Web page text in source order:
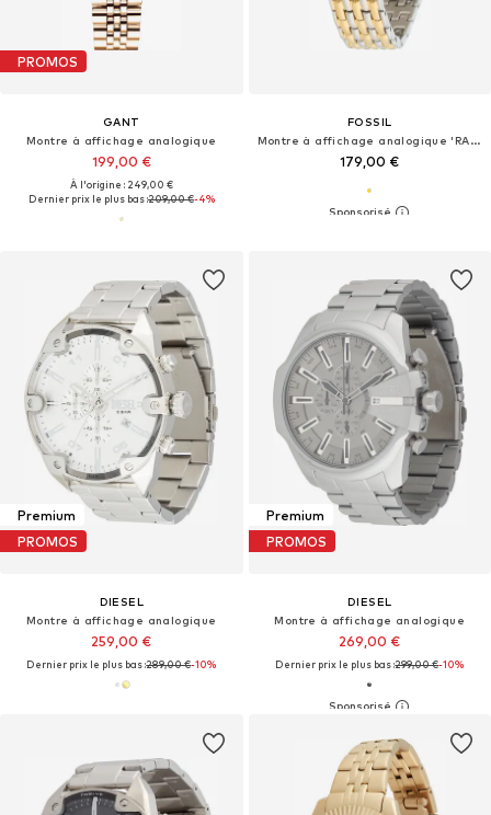
PROMOS
GANT
Montre à affichage analogique
199,00 €
À l'origine : 249,00 €
Dernier prix le plus bas :209,00 €-4%
FOSSIL
Montre à affichage analogique 'RAQUEL'
179,00 €
Premium
PROMOS
DIESEL
Montre à affichage analogique
259,00 €
Dernier prix le plus bas :289,00 €-10%
Premium
PROMOS
DIESEL
Montre à affichage analogique
269,00 €
Dernier prix le plus bas :299,00 €-10%